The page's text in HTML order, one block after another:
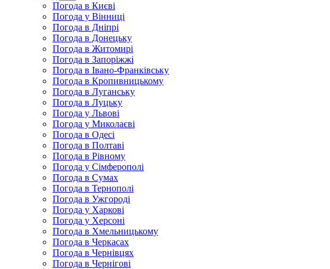
Погода в Києві
Погода у Вінниці
Погода в Дніпрі
Погода в Донецьку
Погода в Житомирі
Погода в Запоріжжі
Погода в Івано-Франківську
Погода в Кропивницькому
Погода в Луганську
Погода в Луцьку
Погода у Львові
Погода у Миколаєві
Погода в Одесі
Погода в Полтаві
Погода в Рівному
Погода у Сімферополі
Погода в Сумах
Погода в Тернополі
Погода в Ужгороді
Погода у Харкові
Погода у Херсоні
Погода в Хмельницькому
Погода в Черкасах
Погода в Чернівцях
Погода в Чернігові